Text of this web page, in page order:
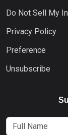
Do Not Sell My
Privacy Policy
Preference
Unsubscribe